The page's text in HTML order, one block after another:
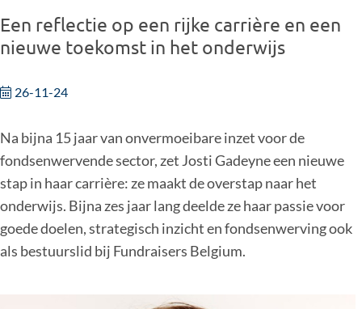
Een reflectie op een rijke carrière en een
nieuwe toekomst in het onderwijs
26-11-24
Na bijna 15 jaar van onvermoeibare inzet voor de
fondsenwervende sector, zet Josti Gadeyne een nieuwe
stap in haar carrière: ze maakt de overstap naar het
onderwijs. Bijna zes jaar lang deelde ze haar passie voor
goede doelen, strategisch inzicht en fondsenwerving ook
als bestuurslid bij Fundraisers Belgium.